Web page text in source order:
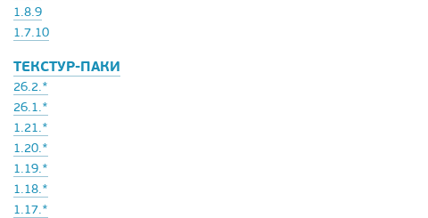
1.8.9
1.7.10
ТЕКСТУР-ПАКИ
26.2.*
26.1.*
1.21.*
1.20.*
1.19.*
1.18.*
1.17.*